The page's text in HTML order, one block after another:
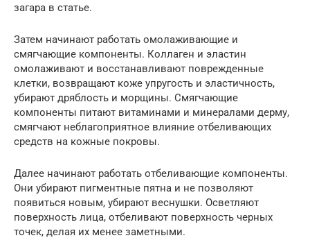
загара в статье.
Затем начинают работать омолаживающие и
смягчающие компоненты. Коллаген и эластин
омолаживают и восстанавливают поврежденные
клетки, возвращают коже упругость и эластичность,
убирают дряблость и морщины. Смягчающие
компоненты питают витаминами и минералами дерму,
смягчают неблагоприятное влияние отбеливающих
средств на кожные покровы.
Далее начинают работать отбеливающие компоненты.
Они убирают пигментные пятна и не позволяют
появиться новым, убирают веснушки. Осветляют
поверхность лица, отбеливают поверхность черных
точек, делая их менее заметными.